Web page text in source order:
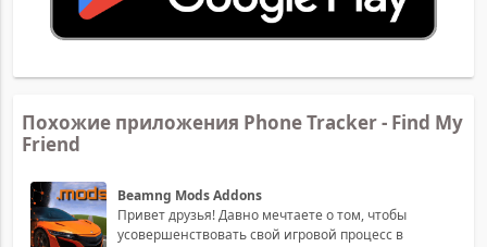
Похожие приложения Phone Tracker - Find My
Friend
Beamng Mods Addons
Привет друзья! Давно мечтаете о том, чтобы
усовершенствовать свой игровой процесс в